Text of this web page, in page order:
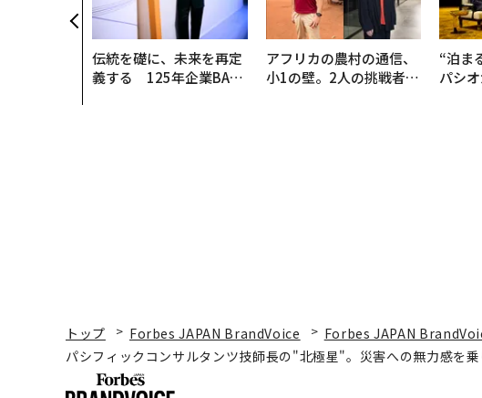
伝統を礎に、未来を再定
義する 125年企業BAT
アフリカの農村の通信、
小1の壁。2人の挑戦者が
“泊ま
パシ
トップ Forbes JAPAN BrandVoice
Forbes JAPAN
パシフィックコンサルタンツ技師長の"北極星"。災害への無力感を